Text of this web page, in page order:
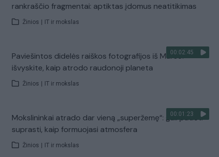
rankraščio fragmentai: aptiktas įdomus neatitikimas
Žinios IT ir mokslas
00:02:45
Paviešintos didelės raiškos fotografijos iš Marso:
išvyskite, kaip atrodo raudonoji planeta
Žinios IT ir mokslas
00:01:23
Mokslininkai atrado dar vieną „superžemę“: gali padėti
suprasti, kaip formuojasi atmosfera
Žinios IT ir mokslas